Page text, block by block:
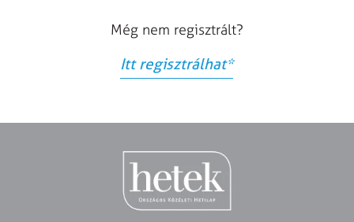
Még nem regisztrált?
Itt regisztrálhat*